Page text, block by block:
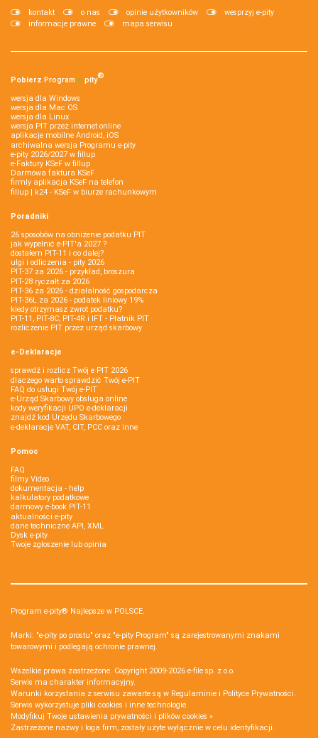
kontakt o nas opinie użytkowników
wesprzyj e-pity
informacje prawne
mapa serwisu
Pobierz Program e‑pity®
wersja dla Windows
wersja dla Mac OS
wersja dla Linux
wersja PIT przez internet online
aplikacje mobilne Android, iOS
archiwalna wersja Programu e-pity
e-pity 2026/2027 w fillup
e‑Faktury KSeF w fillup
Darmowa faktura KSeF
firmly aplikacja KSeF na telefon
fillup | k24 - KSeF w biurze rachunkowym
Poradniki
26 sposobów na obniżenie podatku PIT
jak wypełnić e-PIT'a 2027 ?
dostałem PIT-11 i co dalej?
ulgi i odliczenia - pity 2026
PIT-37 za 2026 - przykład, broszura
PIT-28 ryczałt za 2026
PIT-36 za 2026 - działalność gospodarcza
PIT-36L za 2026 - podatek liniowy 19%
kiedy otrzymasz zwrot podatku?
PIT-11, PIT-8C, PIT-4R i IFT - Płatnik PIT
rozliczenie PIT przez urząd skarbowy
e-Deklaracje
sprawdź i rozlicz Twój e PIT 2026
dlaczego warto sprawdzić Twój e-PIT
FAQ do usługi Twój e-PIT
e-Urząd Skarbowy obsługa online
kody weryfikacji UPO e-deklaracji
znajdź kod Urzędu Skarbowego
e-deklaracje VAT, CIT, PCC oraz inne
Pomoc
FAQ
filmy Video
dokumentacja - help
kalkulatory podatkowe
darmowy e-book PIT-11
aktualności e-pity
dane techniczne API, XML
Dysk e-pity
Twoje zgłoszenie lub opinia
Program e-pity® Najlepsze w POLSCE.
Marki: "e-pity po prostu" oraz "e-pity Program" są zarejestrowanymi znakami
towarowymi i podlegają ochronie prawnej.
Wszelkie prawa zastrzeżone. Copyright 2009-2026 e-file sp. z o.o.
Serwis ma charakter informacyjny.
Warunki korzystania z serwisu zawarte są w Regulaminie i Polityce Prywatności.
Serwis wykorzystuje pliki cookies i inne technologie.
Modyfikuj Twoje ustawienia prywatności i plików cookies »
Zastrzeżone nazwy i loga firm, zostały użyte wyłącznie w celu identyfikacji.